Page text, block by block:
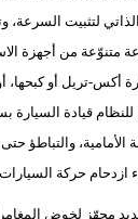
لتثبيت السرعة،
متنوّعة من أجهزة
أكس-تريل أو
قيادة السيارة
الأمامية،
ازدحام حركة السيارات.
مجهّز لخوض